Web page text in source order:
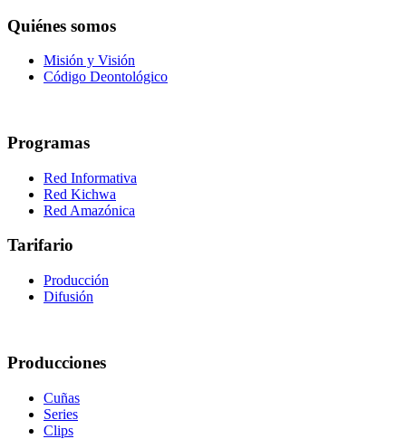
Quiénes somos
Misión y Visión
Código Deontológico
Programas
Red Informativa
Red Kichwa
Red Amazónica
Tarifario
Producción
Difusión
Producciones
Cuñas
Series
Clips